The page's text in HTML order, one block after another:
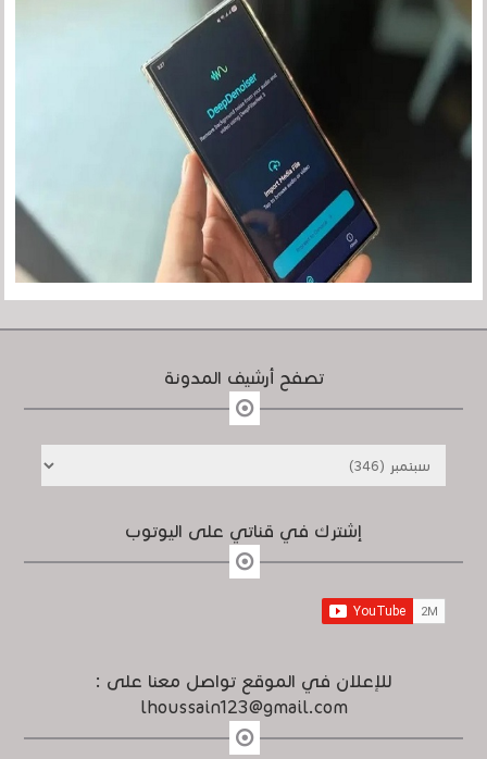
تصفح أرشيف المدونة
إشترك في قناتي على اليوتوب
للإعلان في الموقع تواصل معنا على :
lhoussain123@gmail.com